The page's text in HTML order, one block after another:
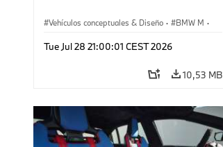
Vehículos conceptuales & Diseño · BMW M ·
Tue Jul 28 21:00:01 CEST 2026
10,53 MB